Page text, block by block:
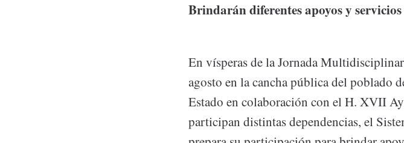
Brindarán diferentes apoyos y
En vísperas de la Jornada
agosto en la cancha pública del poblado
Estado en colaboración con el H. XVII
participan distintas dependencias, el